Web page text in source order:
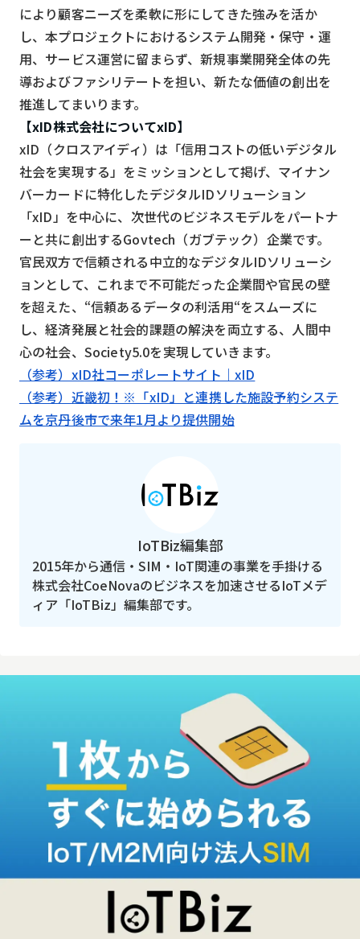
により顧客ニーズを柔軟に形にしてきた強みを活か
し、本プロジェクトにおけるシステム開発・保守・運
用、サービス運営に留まらず、新規事業開発全体の先
導およびファシリテートを担い、新たな価値の創出を
推進してまいります。
【xID株式会社についてxID】
xID（クロスアイディ）は「信用コストの低いデジタル
社会を実現する」をミッションとして掲げ、マイナン
バーカードに特化したデジタルIDソリューション
「xID」を中心に、次世代のビジネスモデルをパートナ
ーと共に創出するGovtech（ガブテック）企業です。
官民双方で信頼される中立的なデジタルIDソリューシ
ョンとして、これまで不可能だった企業間や官民の壁
を超えた、“信頼あるデータの利活用“をスムーズに
し、経済発展と社会的課題の解決を両立する、人間中
心の社会、Society5.0を実現していきます。
（参考）xID社コーポレートサイト｜xID
（参考）近畿初！※「xID」と連携した施設予約システ
ムを京丹後市で来年1月より提供開始
IoTBiz編集部
2015年から通信・SIM・IoT関連の事業を手掛ける
株式会社CoeNovaのビジネスを加速させるIoTメデ
ィア「IoTBiz」編集部です。